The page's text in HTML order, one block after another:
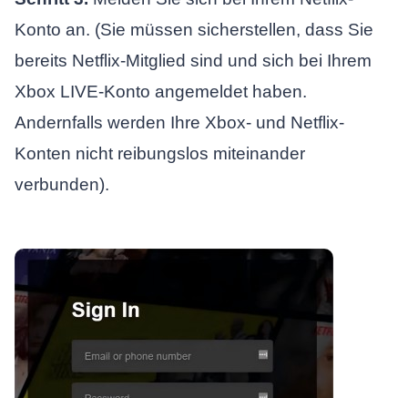
Konto an. (Sie müssen sicherstellen, dass Sie
bereits Netflix-Mitglied sind und sich bei Ihrem
Xbox LIVE-Konto angemeldet haben.
Andernfalls werden Ihre Xbox- und Netflix-
Konten nicht reibungslos miteinander
verbunden).